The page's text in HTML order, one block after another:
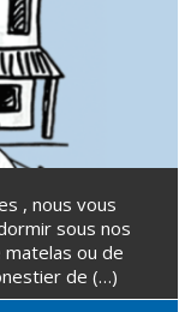
, nous vous
sous nos
ou de
Monestier de (…)